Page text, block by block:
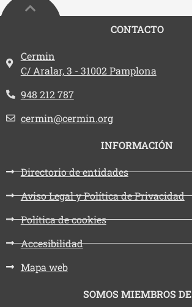
CONTACTO
Dirección:
Cermin
C/ Aralar, 3 - 31002 Pamplona
Teléfono:
948 212 787
Email:
cermin@cermin.org
INFORMACIÓN
Directorio de entidades
Aviso Legal y Política de Privacidad
Política de cookies
Accesibilidad
Mapa web
SOMOS MIEMBROS DE